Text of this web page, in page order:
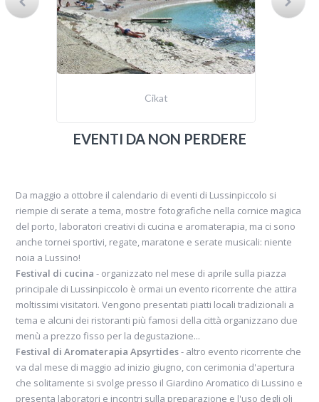
Cikat
EVENTI DA NON PERDERE
Da maggio a ottobre il calendario di eventi di Lussinpiccolo si
riempie di serate a tema, mostre fotografiche nella cornice magica
del porto, laboratori creativi di cucina e aromaterapia, ma ci sono
anche tornei sportivi, regate, maratone e serate musicali: niente
noia a Lussino!
Festival di cucina - organizzato nel mese di aprile sulla piazza
principale di Lussinpiccolo è ormai un evento ricorrente che attira
moltissimi visitatori. Vengono presentati piatti locali tradizionali a
tema e alcuni dei ristoranti più famosi della città organizzano due
menù a prezzo fisso per la degustazione...
Festival di Aromaterapia Apsyrtides- altro evento ricorrente che
va dal mese di maggio ad inizio giugno, con cerimonia d'apertura
che solitamente si svolge presso il Giardino Aromatico di Lussino e
presenta laboratori e incontri sulla preparazione e l'uso degli oli